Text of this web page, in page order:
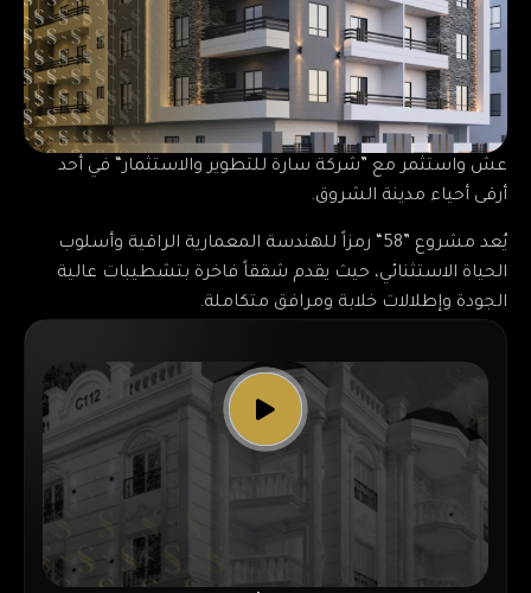
عش واستثمر مع ”شركة سارة للتطوير والاستثمار“ في أحد
أرقى أحياء مدينة الشروق.
يُعد مشروع ”58“ رمزاً للهندسة المعمارية الراقية وأسلوب
الحياة الاستثنائي، حيث يقدم شققاً فاخرة بتشطيبات عالية
الجودة وإطلالات خلابة ومرافق متكاملة.